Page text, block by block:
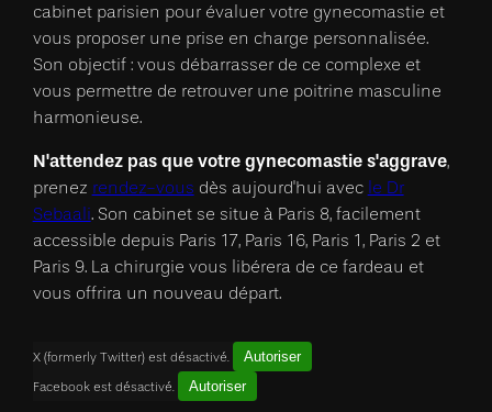
cabinet parisien pour évaluer votre gynecomastie et
vous proposer une prise en charge personnalisée.
Son objectif : vous débarrasser de ce complexe et
vous permettre de retrouver une poitrine masculine
harmonieuse.
N'attendez pas que votre gynecomastie s'aggrave,
prenez rendez-vous dès aujourd'hui avec le Dr
Sebaali. Son cabinet se situe à Paris 8, facilement
accessible depuis Paris 17, Paris 16, Paris 1, Paris 2 et
Paris 9. La chirurgie vous libérera de ce fardeau et
vous offrira un nouveau départ.
X (formerly Twitter) est désactivé. Autoriser
Facebook est désactivé. Autoriser